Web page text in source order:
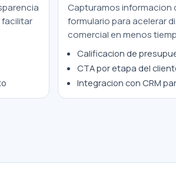
Capturamos informacion
formulario para acelerar
comercial en menos
Calificacion de
CTA por etapa del
Integracion con CRM